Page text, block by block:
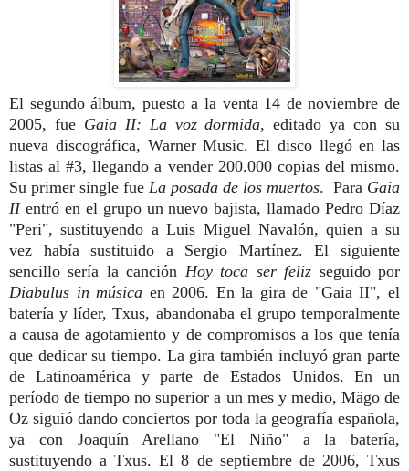
El segundo álbum, puesto a la venta 14 de noviembre de
2005, fue Gaia II: La voz dormida, editado ya con su
nueva discográfica, Warner Music. El disco llegó en las
listas al #3, llegando a vender 200.000 copias del mismo.
Su primer single fue La posada de los muertos. Para Gaia
IIentró en el grupo un nuevo bajista, llamado Pedro Díaz
"Peri", sustituyendo a Luis Miguel Navalón, quien a su
vez había sustituido a Sergio Martínez. El siguiente
sencillo sería la canción Hoy toca ser feliz seguido por
Diabulus in música en 2006. En la gira de "Gaia II", el
batería y líder, Txus, abandonaba el grupo temporalmente
a causa de agotamiento y de compromisos a los que tenía
que dedicar su tiempo. La gira también incluyó gran parte
de Latinoamérica y parte de Estados Unidos. En un
período de tiempo no superior a un mes y medio, Mägo de
Oz siguió dando conciertos por toda la geografía española,
ya con Joaquín Arellano "El Niño" a la batería,
sustituyendo a Txus. El 8 de septiembre de 2006, Txus